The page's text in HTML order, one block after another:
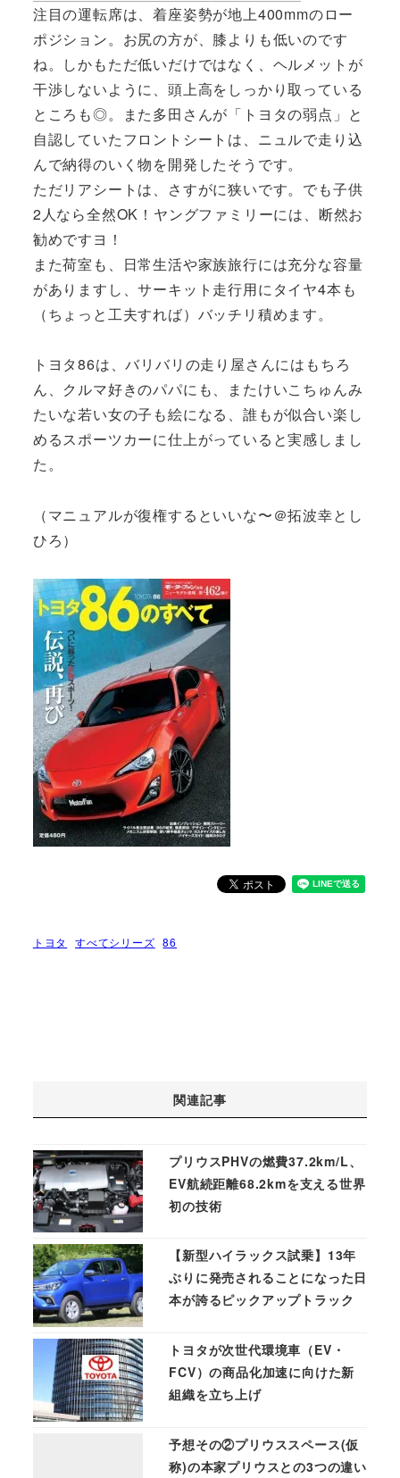
注目の運転席は、着座姿勢が地上400mmのロー
ポジション。お尻の方が、膝よりも低いのです
ね。しかもただ低いだけではなく、ヘルメットが
干渉しないように、頭上高をしっかり取っている
ところも◎。また多田さんが「トヨタの弱点」と
自認していたフロントシートは、ニュルで走り込
んで納得のいく物を開発したそうです。
ただリアシートは、さすがに狭いです。でも子供
2人なら全然OK！ヤングファミリーには、断然お
勧めですヨ！
また荷室も、日常生活や家族旅行には充分な容量
がありますし、サーキット走行用にタイヤ4本も
（ちょっと工夫すれば）バッチリ積めます。
トヨタ86は、バリバリの走り屋さんにはもちろ
ん、クルマ好きのパパにも、またけいこちゅんみ
たいな若い女の子も絵になる、誰もが似合い楽し
めるスポーツカーに仕上がっていると実感しまし
た。
（マニュアルが復権するといいな〜＠拓波幸とし
ひろ）
トヨタ すべてシリーズ 86
関連記事
プリウスPHVの燃費37.2km/L、
EV航続距離68.2kmを支える世界
初の技術
【新型ハイラックス試乗】13年
ぶりに発売されることになった日
本が誇るピックアップトラック
トヨタが次世代環境車（EV・
FCV）の商品化加速に向けた新
組織を立ち上げ
予想その②プリウススペース(仮
称)の本家プリウスとの3つの違い